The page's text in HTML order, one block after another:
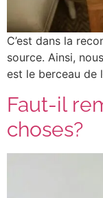
C’est dans la
source. Ainsi,
est le berceau de
Faut-il
choses?